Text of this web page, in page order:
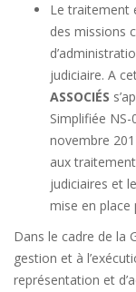
Le traitement
des missions
judiciaire. A
ASSOCIÉS
Simplifiée
novembre
aux
judiciaires et
mise en place
Dans le cadre de la
gestion et à
représentation et